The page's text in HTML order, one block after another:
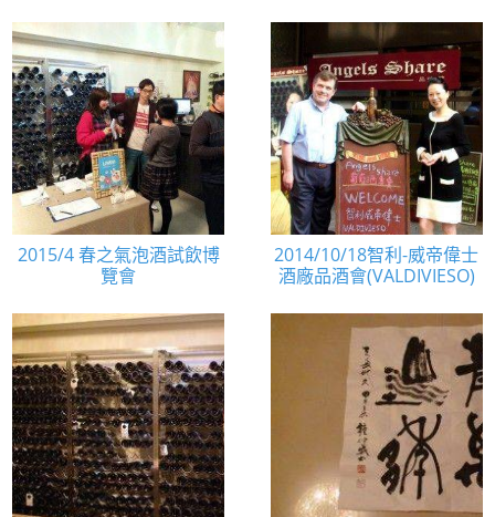
2015/4 春之氣泡酒試飲博
覽會
2014/10/18智利-威帝偉士
酒廠品酒會(VALDIVIESO)